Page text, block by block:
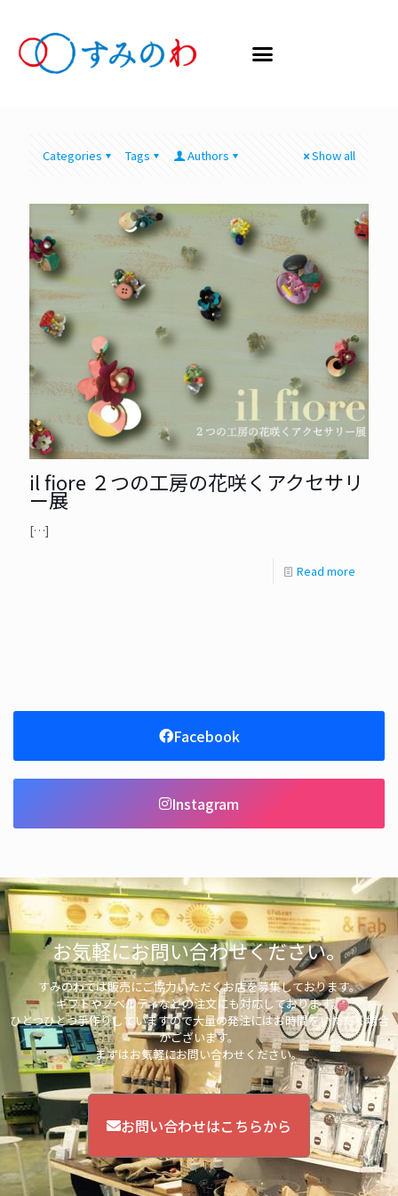
Categories Tags Authors Show all
il fiore ２つの工房の花咲くアクセサリ
ー展
[…]
Read more
Facebook
Instagram
お気軽にお問い合わせください。
すみのわでは販売にご協力いただくお店を募集しております。
ギフトやノベルティなどの注文にも対応しております。
ひとつひとつ手作りしていますので大量の発注にはお時間をいただく場合
がございます。
まずはお気軽にお問い合わせください。
お問い合わせはこちらから